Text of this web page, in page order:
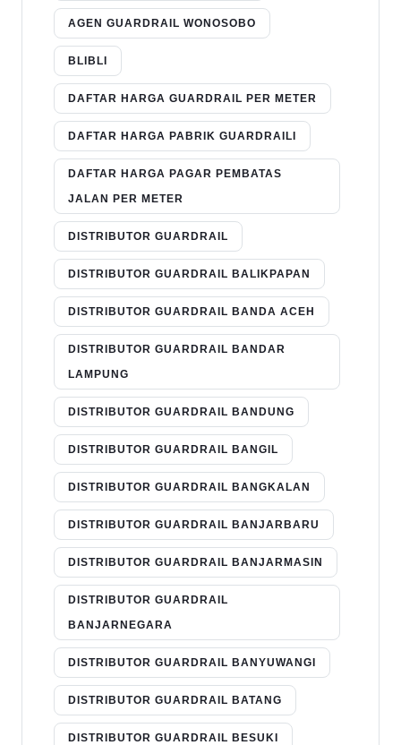
AGEN GUARDRAIL WONOSOBO
BLIBLI
DAFTAR HARGA GUARDRAIL PER METER
DAFTAR HARGA PABRIK GUARDRAILI
DAFTAR HARGA PAGAR PEMBATAS
JALAN PER METER
DISTRIBUTOR GUARDRAIL
DISTRIBUTOR GUARDRAIL BALIKPAPAN
DISTRIBUTOR GUARDRAIL BANDA ACEH
DISTRIBUTOR GUARDRAIL BANDAR
LAMPUNG
DISTRIBUTOR GUARDRAIL BANDUNG
DISTRIBUTOR GUARDRAIL BANGIL
DISTRIBUTOR GUARDRAIL BANGKALAN
DISTRIBUTOR GUARDRAIL BANJARBARU
DISTRIBUTOR GUARDRAIL BANJARMASIN
DISTRIBUTOR GUARDRAIL
BANJARNEGARA
DISTRIBUTOR GUARDRAIL BANYUWANGI
DISTRIBUTOR GUARDRAIL BATANG
DISTRIBUTOR GUARDRAIL BESUKI